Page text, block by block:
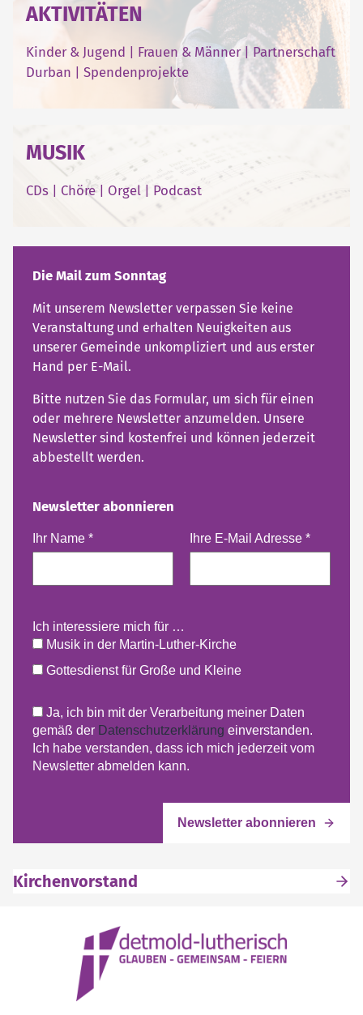
AKTIVITÄTEN
Kinder & Jugend | Frauen & Männer| Partnerschaft
Durban | Spendenprojekte
MUSIK
CDs | Chöre| Orgel | Podcast
Die Mail zum Sonntag
Mit unserem Newsletter verpassen Sie keine
Veranstaltung und erhalten Neuigkeiten aus
unserer Gemeinde unkompliziert und aus erster
Hand per E-Mail.
Bitte nutzen Sie das Formular, um sich für einen
oder mehrere Newsletter anzumelden. Unsere
Newsletter sind kostenfrei und können jederzeit
abbestellt werden.
Newsletter abonnieren
Ihr Name * Ihre E-Mail Adresse *
Ich interessiere mich für …
Musik in der Martin-Luther-Kirche
Gottesdienst für Große und Kleine
Ja, ich bin mit der Verarbeitung meiner Daten
gemäß der Datenschutzerklärung einverstanden.
Ich habe verstanden, dass ich mich jederzeit vom
Newsletter abmelden kann.
Kirchenvorstand